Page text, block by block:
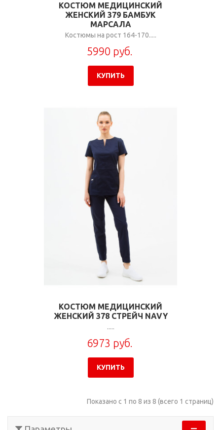
КОСТЮМ МЕДИЦИНСКИЙ
ЖЕНСКИЙ 379 БАМБУК
МАРСАЛА
Костюмы на рост 164-170.....
5990 руб.
КУПИТЬ
КОСТЮМ МЕДИЦИНСКИЙ
ЖЕНСКИЙ 378 СТРЕЙЧ NAVY
.....
6973 руб.
КУПИТЬ
Показано с 1 по 8 из 8 (всего 1 страниц)